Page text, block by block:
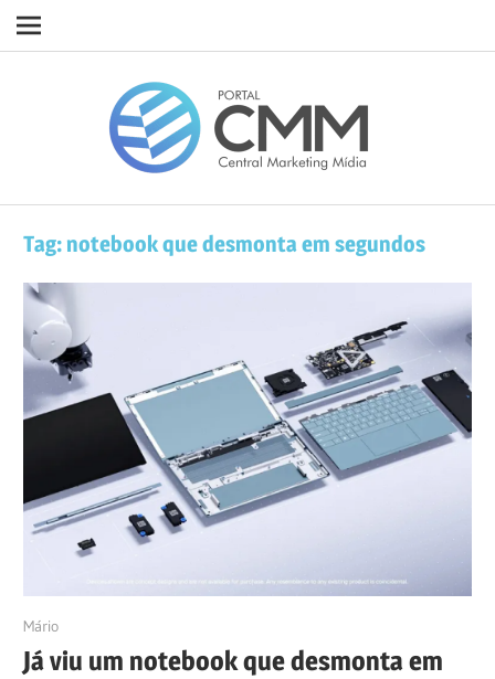
Navigation
Tag:notebook que desmonta em segundos
27/12/2022
Mário
Já viu um notebook que desmonta em